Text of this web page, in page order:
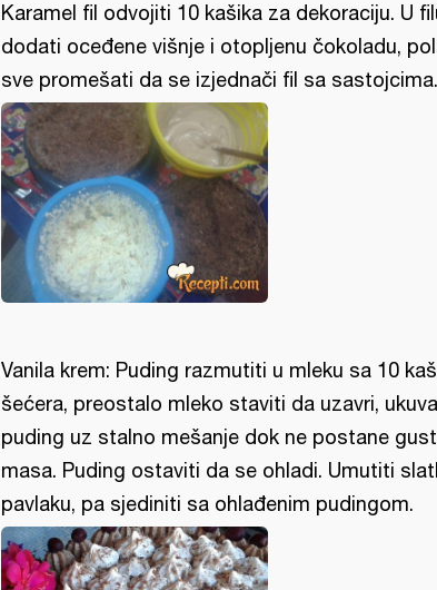
Karamel fil odvojiti 10 kašika za dekoraciju. U
dodati oceđene višnje i otopljenu čokoladu,
sve promešati da se izjednači fil sa sastojcima.
Vanila krem: Puding razmutiti u mleku sa 10
šećera, preostalo mleko staviti da uzavri,
puding uz stalno mešanje dok ne postane
masa. Puding ostaviti da se ohladi. Umutiti
pavlaku, pa sjediniti sa ohlađenim pudingom.